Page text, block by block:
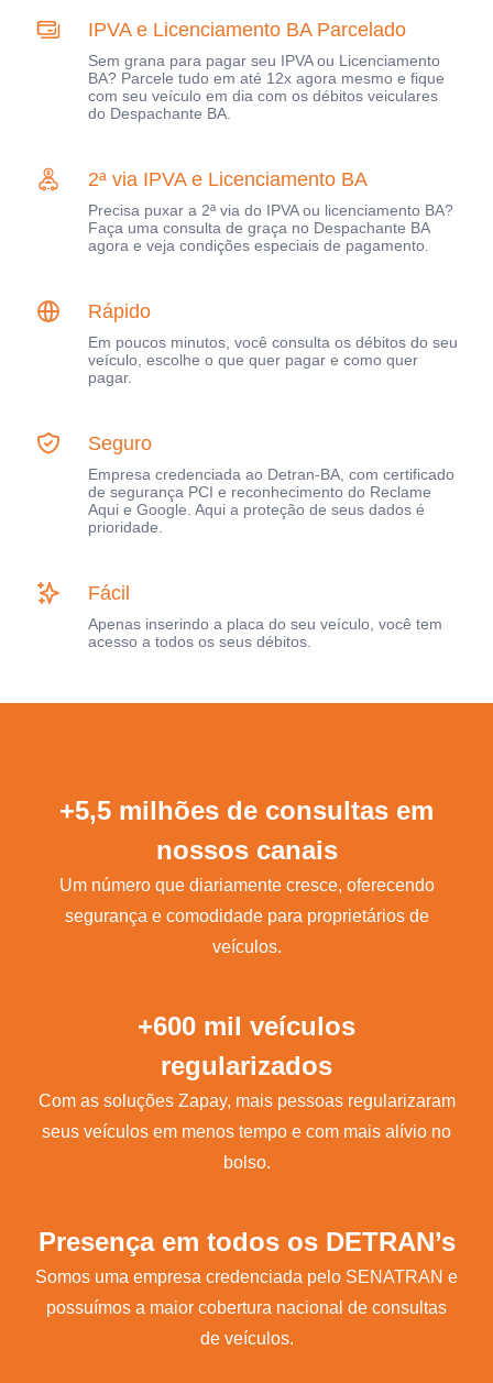
IPVA e Licenciamento BA Parcelado
Sem grana para pagar seu IPVA ou Licenciamento
BA? Parcele tudo em até 12x agora mesmo e fique
com seu veículo em dia com os débitos veiculares
do Despachante BA.
2ª via IPVA e Licenciamento BA
Precisa puxar a 2ª via do IPVA ou licenciamento BA?
Faça uma consulta de graça no Despachante BA
agora e veja condições especiais de pagamento.
Rápido
Em poucos minutos, você consulta os débitos do seu
veículo, escolhe o que quer pagar e como quer
pagar.
Seguro
Empresa credenciada ao Detran-BA, com certificado
de segurança PCI e reconhecimento do Reclame
Aqui e Google. Aqui a proteção de seus dados é
prioridade.
Fácil
Apenas inserindo a placa do seu veículo, você tem
acesso a todos os seus débitos.
+5,5 milhões de consultas em
nossos canais
Um número que diariamente cresce, oferecendo
segurança e comodidade para proprietários de
veículos.
+600 mil veículos
regularizados
Com as soluções Zapay, mais pessoas regularizaram
seus veículos em menos tempo e com mais alívio no
bolso.
Presença em todos os DETRAN’s
Somos uma empresa credenciada pelo SENATRAN e
possuímos a maior cobertura nacional de consultas
de veículos.